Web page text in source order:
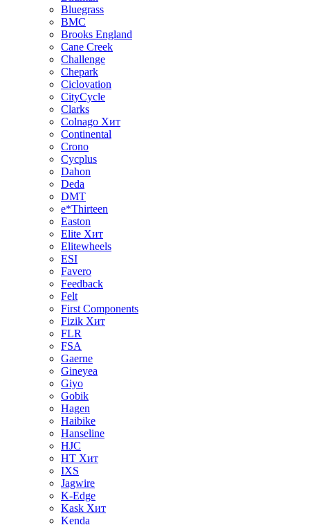
Bluegrass
BMC
Brooks England
Cane Creek
Challenge
Chepark
Ciclovation
CityCycle
Clarks
Colnago Хит
Continental
Crono
Cycplus
Dahon
Deda
DMT
e*Thirteen
Easton
Elite Хит
Elitewheels
ESI
Favero
Feedback
Felt
First Components
Fizik Хит
FLR
FSA
Gaerne
Gineyea
Giyo
Gobik
Hagen
Haibike
Hanseline
HJC
HT Хит
IXS
Jagwire
K-Edge
Kask Хит
Kenda